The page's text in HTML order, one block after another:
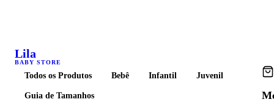
Lila
BABY STORE
Todos os Produtos Bebê Infantil Juvenil
Guia de Tamanhos